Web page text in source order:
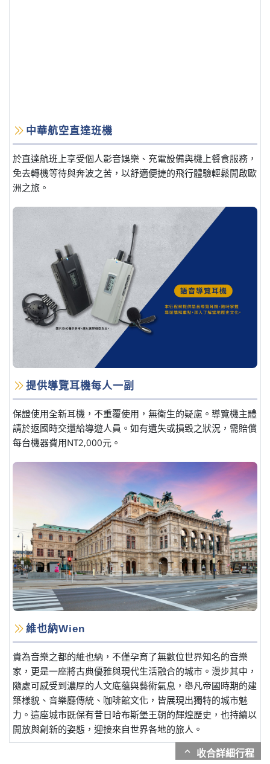
中華航空直達班機
於直達航班上享受個人影音娛樂、充電設備與機上餐食服務，
免去轉機等待與奔波之苦，以舒適便捷的飛行體驗輕鬆開啟歐
洲之旅。
提供導覽耳機每人一副
保證使用全新耳機，不重覆使用，無衛生的疑慮。導覽機主體
請於返國時交還給導遊人員。如有遺失或損毀之狀況，需賠償
每台機器費用NT2,000元。
維也納Wien
貴為音樂之都的維也納，不僅孕育了無數位世界知名的音樂
家，更是一座將古典優雅與現代生活融合的城市。漫步其中，
隨處可感受到濃厚的人文底蘊與藝術氣息，舉凡帝國時期的建
築樣貌、音樂廳傳統、咖啡館文化，皆展現出獨特的城市魅
力。這座城市既保有昔日哈布斯堡王朝的輝煌歷史，也持續以
開放與創新的姿態，迎接來自世界各地的旅人。
expand_more